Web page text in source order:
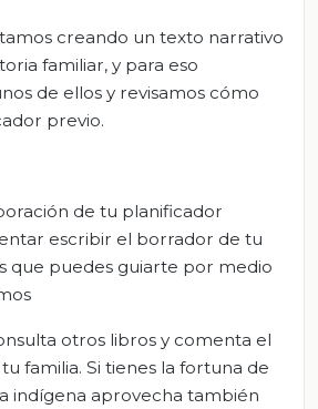
creando un texto narrativo
familiar, y para eso
de ellos y revisamos cómo
previo.
de tu planificador
escribir el borrador de tu
que puedes guiarte por medio
otros libros y comenta el
familia. Si tienes la fortuna de
indígena aprovecha también